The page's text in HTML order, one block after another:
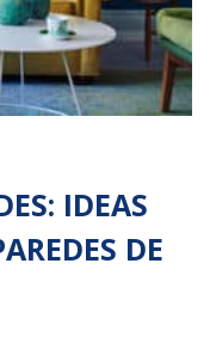
IDEAS
DE